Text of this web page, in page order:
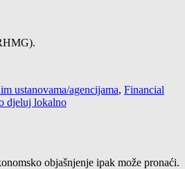
ustanovama/agencijama, Financial
djeluj lokalno
objašnjenje ipak može pronaći.